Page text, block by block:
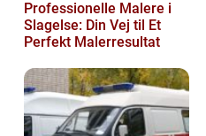
Professionelle Malere i
Slagelse: Din Vej til Et
Perfekt Malerresultat